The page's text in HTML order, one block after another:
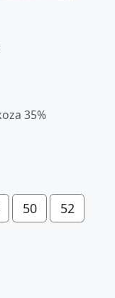
35%
50 52